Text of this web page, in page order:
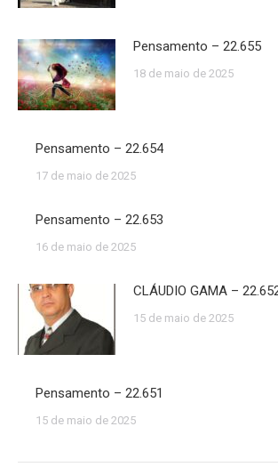
Pensamento – 22.655
18 de maio de 2025
Pensamento – 22.654
17 de maio de 2025
Pensamento – 22.653
16 de maio de 2025
CLÁUDIO GAMA –
15 de maio de 2025
Pensamento – 22.651
15 de maio de 2025